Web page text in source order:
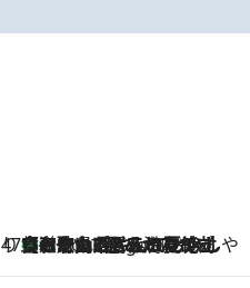
47都道府県の手みやげ ひんやりスイーツで夏を満喫
6 Hours Ago
【和歌山県】この夏絶対食べたい 冷やしておいしいおやつ3選 みかんがごろっと丸ごと入ったジュレ